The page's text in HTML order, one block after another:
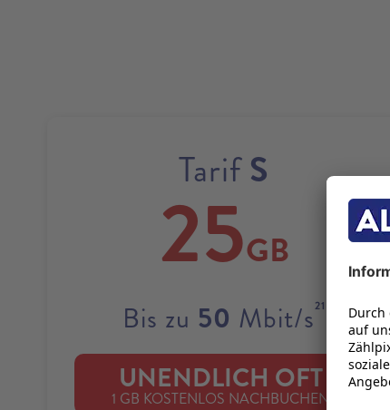
TarifS
25GB
Bis zu 50 Mbit/s21
UNENDLICH OFT
1 GB KOSTENLOS NACHBUCHEN